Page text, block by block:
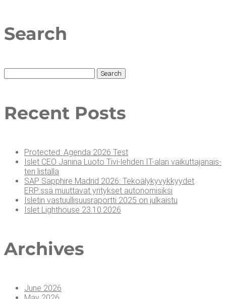
Search
for:
Recent Posts
Pro­tec­ted: Agen­da 2026 Test
Islet CEO Jani­na Luo­to Tivi-leh­den IT-alan vai­kut­ta­ja­nais­
ten listalla
SAP Sapp­hi­re Madrid 2026: Teko­ä­ly­ky­vyk­kyy­det
ERP:ssä muut­ta­vat yri­tyk­set autonomisiksi
Isle­tin vas­tuul­li­suus­ra­port­ti 2025 on julkaistu
Islet Light­house 23.10.2026
Arc­hi­ves
June 2026